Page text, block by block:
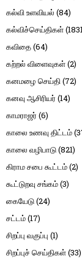
கல்வி உளவியல் (84)
கல்விச்செய்திகள்
கவிதை(64)
கற்றல் விளைவுகள்(2)
கனமழை செய்தி(72)
கனவு ஆசிரியர் (14)
காமராஜர் (6)
காலை உணவு திட்டம்
காலை வழிபாடு(821)
கிராம சபை கூட்டம்(2)
கூட்டுறவு சங்கம்(3)
கையேடு(24)
சட்டம்(17)
சிறப்பு வகுப்பு (1)
சிறப்புச் செய்திகள்(33)